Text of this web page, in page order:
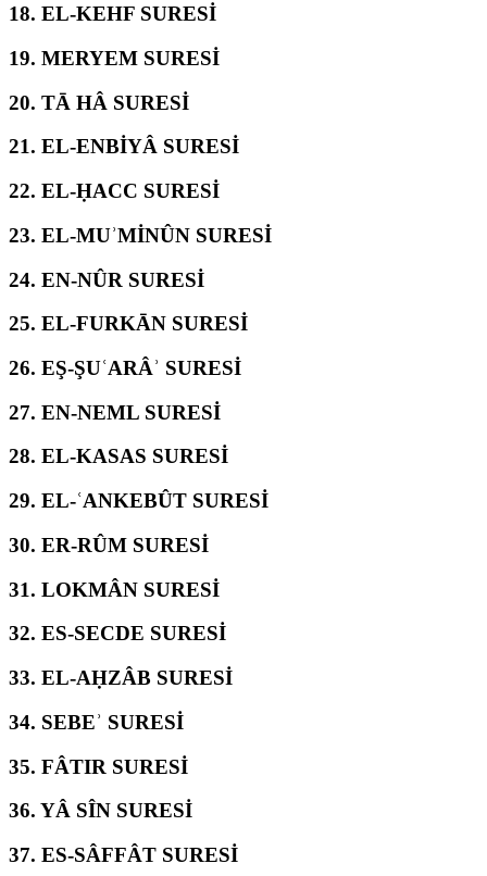
18. EL-KEHF SURESİ
19. MERYEM SURESİ
20. TĀ HÂ SURESİ
21. EL-ENBİYÂ SURESİ
22. EL-ḤACC SURESİ
23. EL-MUʾMİNÛN SURESİ
24. EN-NÛR SURESİ
25. EL-FURKĀN SURESİ
26. EŞ-ŞUʿARÂʾ SURESİ
27. EN-NEML SURESİ
28. EL-KASAS SURESİ
29. EL-ʿANKEBÛT SURESİ
30. ER-RÛM SURESİ
31. LOKMÂN SURESİ
32. ES-SECDE SURESİ
33. EL-AḤZÂB SURESİ
34. SEBEʾ SURESİ
35. FÂTIR SURESİ
36. YÂ SÎN SURESİ
37. ES-SÂFFÂT SURESİ